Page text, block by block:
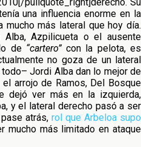
una influencia enorme en la
mucho más lateral que hoy día.
Azpilicueta o el ausente
de “cartero”con la pelota, es
no goza de un lateral
Jordi Alba dan lo mejor de
arrojo de Ramos, Del Bosque
dejó ver más en la izquierda,
y el lateral derecho pasó a ser
atrás, rol que Arbeloa supo
mucho más limitado en ataque